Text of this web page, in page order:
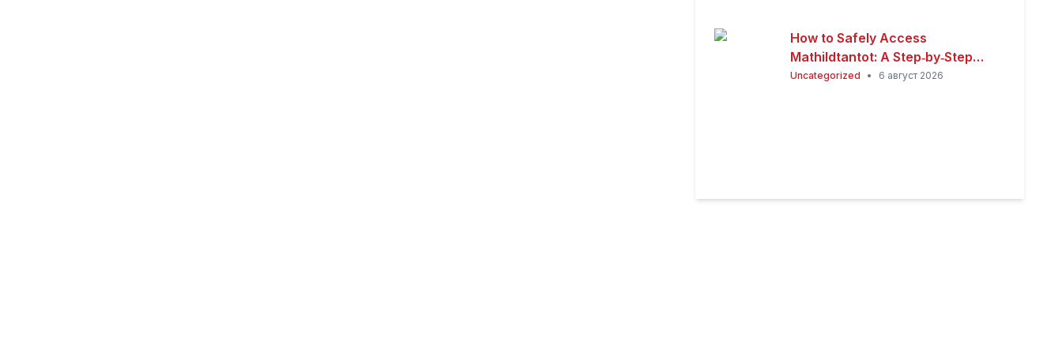
How to Safely Access
Mathildtantot: A Step‑by‑Step
Premium Guide
Uncategorized • 6 август 2026